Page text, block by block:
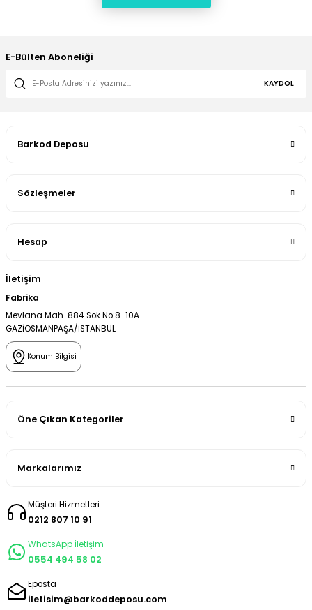
E-Bülten Aboneliği
KAYDOL
Barkod Deposu
Sözleşmeler
Hesap
İletişim
Fabrika
Mevlana Mah. 884 Sok No:8-10A
GAZİOSMANPAŞA/İSTANBUL
Konum Bilgisi
Öne Çıkan Kategoriler
Markalarımız
Müşteri Hizmetleri
0212 807 10 91
WhatsApp İletişim
0554 494 58 02
Eposta
iletisim@barkoddeposu.com